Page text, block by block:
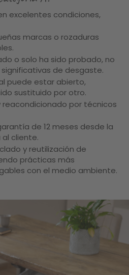
excelentes condiciones,
marcas o rozaduras
o solo ha sido probado, no
de desgaste.
puede estar abierto,
sustituido por otro.
por técnicos
de 12 meses desde la
cliente.
y reutilización de
prácticas más
con el medio ambiente.